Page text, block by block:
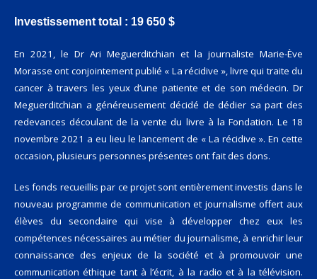
Investissement total : 19 650 $
En 2021, le Dr Ari Meguerditchian et la journaliste Marie-Ève
Morasse ont conjointement publié « La récidive », livre qui traite du
cancer à travers les yeux d’une patiente et de son médecin. Dr
Meguerditchian a généreusement décidé de dédier sa part des
redevances découlant de la vente du livre à la Fondation. Le 18
novembre 2021 a eu lieu le lancement de « La récidive ». En cette
occasion, plusieurs personnes présentes ont fait des dons.
Les fonds recueillis par ce projet sont entièrement investis dans le
nouveau programme de communication et journalisme offert aux
élèves du secondaire qui vise à développer chez eux les
compétences nécessaires au métier du journalisme, à enrichir leur
connaissance des enjeux de la société et à promouvoir une
communication éthique tant à l’écrit, à la radio et à la télévision.